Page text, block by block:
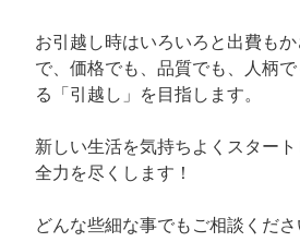
お引越し時はいろいろと出費も
で、価格でも、品質でも、人柄
る「引越し」を目指します。
新しい生活を気持ちよくスター
全力を尽くします！
どんな些細な事でもご相談くださ